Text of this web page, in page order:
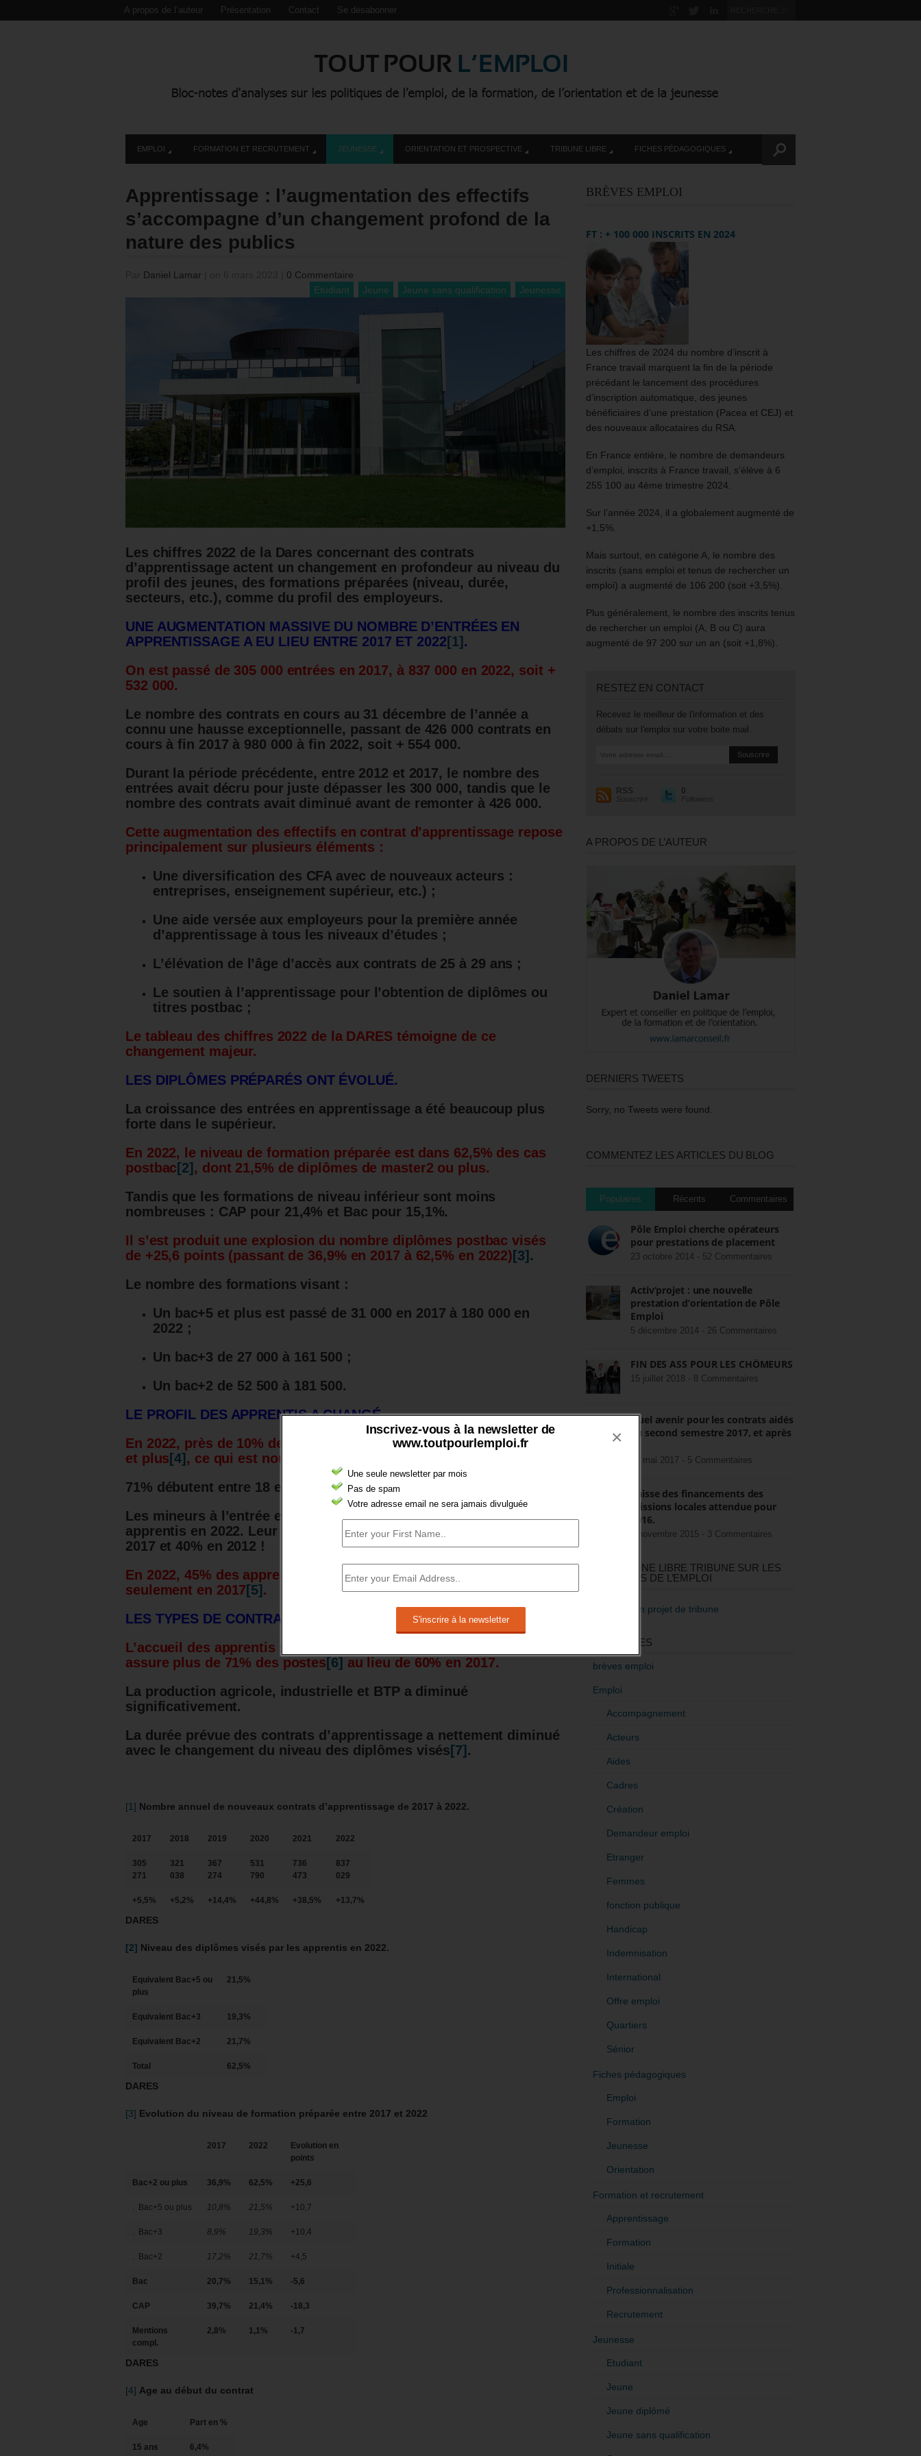
Inscrivez-vous à la newsletter de
www.toutpourlemploi.fr
Une seule newsletter par mois
Pas de spam
Votre adresse email ne sera jamais divulguée
×
A propos de l’auteur Présentation Contact Se désabonner
EMPLOI FORMATION ET RECRUTEMENT JEUNESSE ORIENTATION ET PROSPECTIVE TRIBUNE LIBRE FICHES PÉDAGOGIQUES
Apprentissage : l’augmentation des effectifs
s’accompagne d’un changement profond de la
nature des publics
Daniel Lamar
0 Commentaire
Etudiant
Jeune Jeune sans qualification Jeunesse
Les chiffres 2022 de la Dares concernant des contrats
d’apprentissage actent un changement en profondeur au niveau du
profil des jeunes, des formations préparées (niveau, durée,
secteurs, etc.), comme du profil des employeurs.
UNE AUGMENTATION MASSIVE DU NOMBRE D’ENTRÉES EN
APPRENTISSAGE A EU LIEU ENTRE 2017 ET 2022 [1] .
On est passé de 305 000 entrées en 2017, à 837 000 en 2022, soit +
532 000.
Le nombre des contrats en cours au 31 décembre de l’année a
connu une hausse exceptionnelle, passant de 426 000 contrats en
cours à fin 2017 à 980 000 à fin 2022, soit + 554 000.
Durant la période précédente, entre 2012 et 2017, le nombre des
entrées avait décru pour juste dépasser les 300 000, tandis que le
nombre des contrats avait diminué avant de remonter à 426 000.
Cette augmentation des effectifs en contrat d’apprentissage repose
principalement sur plusieurs éléments :
Une diversification des CFA avec de nouveaux acteurs :
entreprises, enseignement supérieur, etc.) ;
Une aide versée aux employeurs pour la première année
d’apprentissage à tous les niveaux d’études ;
L’élévation de l’âge d’accès aux contrats de 25 à 29 ans ;
Le soutien à l’apprentissage pour l’obtention de diplômes ou
titres postbac ;
Le tableau des chiffres 2022 de la DARES témoigne de ce
changement majeur.
LES DIPLÔMES PRÉPARÉS ONT ÉVOLUÉ.
La croissance des entrées en apprentissage a été beaucoup plus
forte dans le supérieur.
En 2022, le niveau de formation préparée est dans 62,5% des cas
postbac [2] , dont 21,5% de diplômes de master2 ou plus.
Tandis que les formations de niveau inférieur sont moins
nombreuses : CAP pour 21,4% et Bac pour 15,1%.
Il s’est produit une explosion du nombre diplômes postbac visés
de +25,6 points (passant de 36,9% en 2017 à 62,5% en 2022) [3] .
Le nombre des formations visant :
Un bac+5 et plus est passé de 31 000 en 2017 à 180 000 en
2022 ;
Un bac+3 de 27 000 à 161 500 ;
Un bac+2 de 52 500 à 181 500.
LE PROFIL DES APPRENTIS A CHANGÉ.
En 2022, près de 10% des entrées concernent des jeunes de 25 ans
et plus [4] , ce qui est nouveau.
71% débutent entre 18 et 24 ans.
Les mineurs à l’entrée en contrat représentent près de 20% des
apprentis en 2022. Leur nombre a chuté puisqu’ils étaient 37% en
2017 et 40% en 2012 !
En 2022, 45% des apprentis sont des femmes, contre 34%
seulement en 2017 [5] .
LES TYPES DE CONTRAT SONT DIFFÉRENTS
L’accueil des apprentis s’est concentré vers le secteur tertiaire qui
assure plus de 71% des postes [6] au lieu de 60% en 2017.
La production agricole, industrielle et BTP a diminué
significativement.
La durée prévue des contrats d’apprentissage a nettement diminué
avec le changement du niveau des diplômes visés [7] .
[1] Nombre annuel de nouveaux contrats d’apprentissage de 2017 à 2022.
2017 2018 2019 2020 2021 2022
305
271
321
038
367
274
531
790
736
473
837
029
+5,5% +5,2% +14,4% +44,8% +38,5% +13,7%
DARES
[2] Niveau des diplômes visés par les apprentis en 2022.
Equivalent Bac+5 ou
plus
21,5%
Equivalent Bac+3 19,3%
Equivalent Bac+2 21,7%
Total 62,5%
DARES
[3] Evolution du niveau de formation préparée entre 2017 et 2022
2017 2022
Evolution en
points
Bac+2 ou plus 36,9% 62,5% +25,6
. Bac+5 ou plus 10,8% 21,5% +10,7
. Bac+3 8,9% 19,3% +10,4
. Bac+2 17,2% 21,7% +4,5
Bac 20,7% 15,1% -5,6
CAP 39,7% 21,4% -18,3
Mentions
compl.
2,8% 1,1% -1,7
DARES
[4] Age au début du contrat
Age Part en %
15 ans 6,4%
BRÈVES EMPLOI
FT : + 100 000 INSCRITS EN 2024
Les chiffres de 2024 du nombre d’inscrit à
France travail marquent la fin de la période
précédant le lancement des procédures
d’inscription automatique, des jeunes
bénéficiaires d’une prestation (Pacea et CEJ) et
des nouveaux allocataires du RSA.
En France entière, le nombre de demandeurs
d’emploi, inscrits à France travail, s’élève à 6
255 100 au 4ème trimestre 2024.
Sur l’année 2024, il a globalement augmenté de
+1,5%.
Mais surtout, en catégorie A, le nombre des
inscrits (sans emploi et tenus de rechercher un
emploi) a augmenté de 106 200 (soit +3,5%).
Plus généralement, le nombre des inscrits tenus
de rechercher un emploi (A, B ou C) aura
augmenté de 97 200 sur un an (soit +1,8%).
RESTEZ EN CONTACT
Recevez le meilleur de l'information et des
débats sur l'emploi sur votre boite mail.
RSS
Souscrire
0
Followers
A PROPOS DE L’AUTEUR
DERNIERS TWEETS
Sorry, no Tweets were found.
COMMENTEZ LES ARTICLES DU BLOG
Populaires Récents Commentaires
Pôle Emploi cherche opérateurs
pour prestations de placement
23 octobre 2014 - 52 Commentaires
Activ’projet : une nouvelle
prestation d’orientation de Pôle
Emploi
5 décembre 2014 - 26 Commentaires
FIN DES ASS POUR LES CHÔMEURS
15 juillet 2018 - 8 Commentaires
Quel avenir pour les contrats aidés
au second semestre 2017, et après
22 mai 2017 - 5 Commentaires
Baisse des financements des
missions locales attendue pour
2016.
3 novembre 2015 - 3 Commentaires
RÉDIGEZ UNE LIBRE TRIBUNE SUR LES
POLITIQUES DE L’EMPLOI
>Décrire mon projet de tribune
CATÉGORIES
brèves emploi
Emploi
Accompagnement
Acteurs
Aides
Cadres
Création
Demandeur emploi
Etranger
Femmes
fonction publique
Handicap
Indemnisation
International
Offre emploi
Quartiers
Sénior
Fiches pédagogiques
Emploi
Formation
Jeunesse
Orientation
Formation et recrutement
Apprentissage
Formation
Initiale
Professionnalisation
Recrutement
Jeunesse
Etudiant
Jeune
Jeune diplômé
Jeune sans qualification